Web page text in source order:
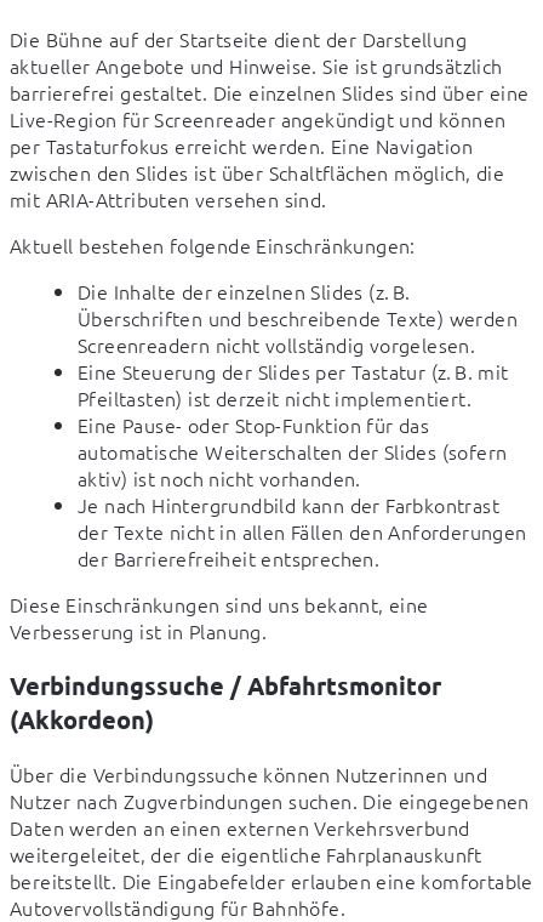
Die Bühne auf der Startseite dient der Darstellung
aktueller Angebote und Hinweise. Sie ist grundsätzlich
barrierefrei gestaltet. Die einzelnen Slides sind über eine
Live-Region für Screenreader angekündigt und können
per Tastaturfokus erreicht werden. Eine Navigation
zwischen den Slides ist über Schaltflächen möglich, die
mit ARIA-Attributen versehen sind.
Aktuell bestehen folgende Einschränkungen:
Die Inhalte der einzelnen Slides (z. B.
Überschriften und beschreibende Texte) werden
Screenreadern nicht vollständig vorgelesen.
Eine Steuerung der Slides per Tastatur (z. B. mit
Pfeiltasten) ist derzeit nicht implementiert.
Eine Pause- oder Stop-Funktion für das
automatische Weiterschalten der Slides (sofern
aktiv) ist noch nicht vorhanden.
Je nach Hintergrundbild kann der Farbkontrast
der Texte nicht in allen Fällen den Anforderungen
der Barrierefreiheit entsprechen.
Diese Einschränkungen sind uns bekannt, eine
Verbesserung ist in Planung.
Verbindungssuche / Abfahrtsmonitor
(Akkordeon)
Über die Verbindungssuche können Nutzerinnen und
Nutzer nach Zugverbindungen suchen. Die eingegebenen
Daten werden an einen externen Verkehrsverbund
weitergeleitet, der die eigentliche Fahrplanauskunft
bereitstellt. Die Eingabefelder erlauben eine komfortable
Autovervollständigung für Bahnhöfe.